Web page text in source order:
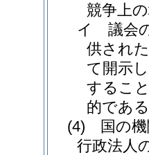
競争上
イ
議会
供され
て開示
するこ
的であ
(4)
国の
行政法人